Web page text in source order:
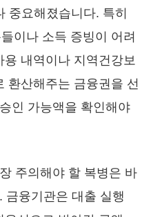
중요해졌습니다. 특히
이나 소득 증빙이 어려
내역이나 지역건강보
환산해주는 금융권을 선
인 가능액을 확인해야
주의해야 할 복병은 바
금융기관은 대출 실행